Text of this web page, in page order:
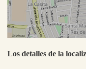
Los detalles de la